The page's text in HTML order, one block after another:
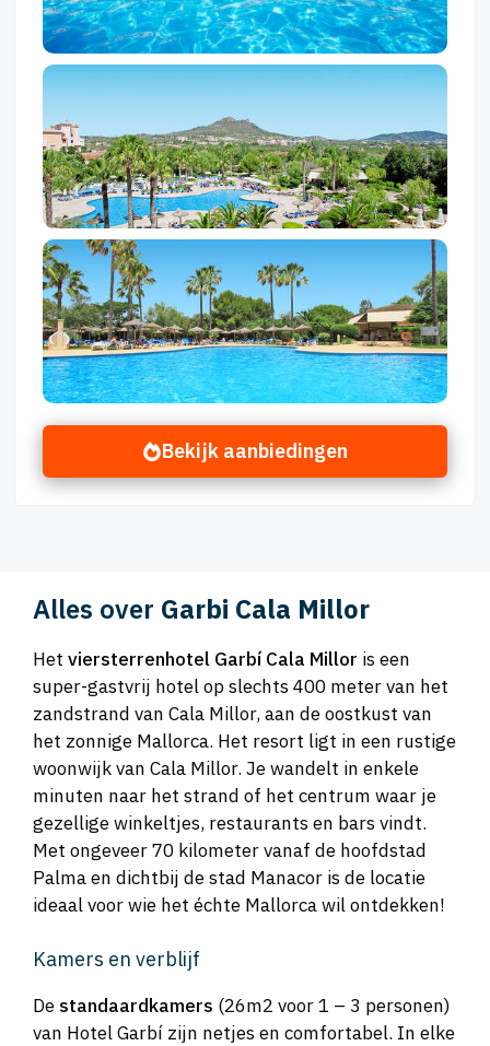
Bekijk aanbiedingen
Alles over Garbi Cala Millor
Het viersterrenhotel Garbí Cala Millor is een
super-gastvrij hotel op slechts 400 meter van het
zandstrand van Cala Millor, aan de oostkust van
het zonnige Mallorca. Het resort ligt in een rustige
woonwijk van Cala Millor. Je wandelt in enkele
minuten naar het strand of het centrum waar je
gezellige winkeltjes, restaurants en bars vindt.
Met ongeveer 70 kilometer vanaf de hoofdstad
Palma en dichtbij de stad Manacor is de locatie
ideaal voor wie het échte Mallorca wil ontdekken!
Kamers en verblijf
De standaardkamers (26m2 voor 1 – 3 personen)
van Hotel Garbí zijn netjes en comfortabel. In elke